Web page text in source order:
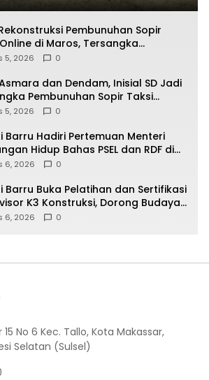
Pembunuhan Sopir
di Maros, Tersangka
24 Adegan
5, 2026 0
dan Dendam, Inisial SD Jadi
Pembunuhan Sopir Taksi
di Maros
5, 2026 0
Barru Hadiri Pertemuan Menteri
Hidup Bahas PSEL dan RDF di
6, 2026 0
Barru Buka Pelatihan dan Sertifikasi
K3 Konstruksi, Dorong Budaya
6, 2026 0
No 6 Kec. Tallo, Kota Makassar,
Selatan (Sulsel)